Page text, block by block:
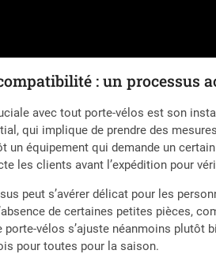
: un processus
avec tout porte-vélos est son
qui implique de prendre des
un équipement qui demande un
les clients avant l’expédition pour
peut s’avérer délicat pour les
de certaines petites pièces,
porte-vélos s’ajuste néanmoins plutôt
pour toutes pour la saison.